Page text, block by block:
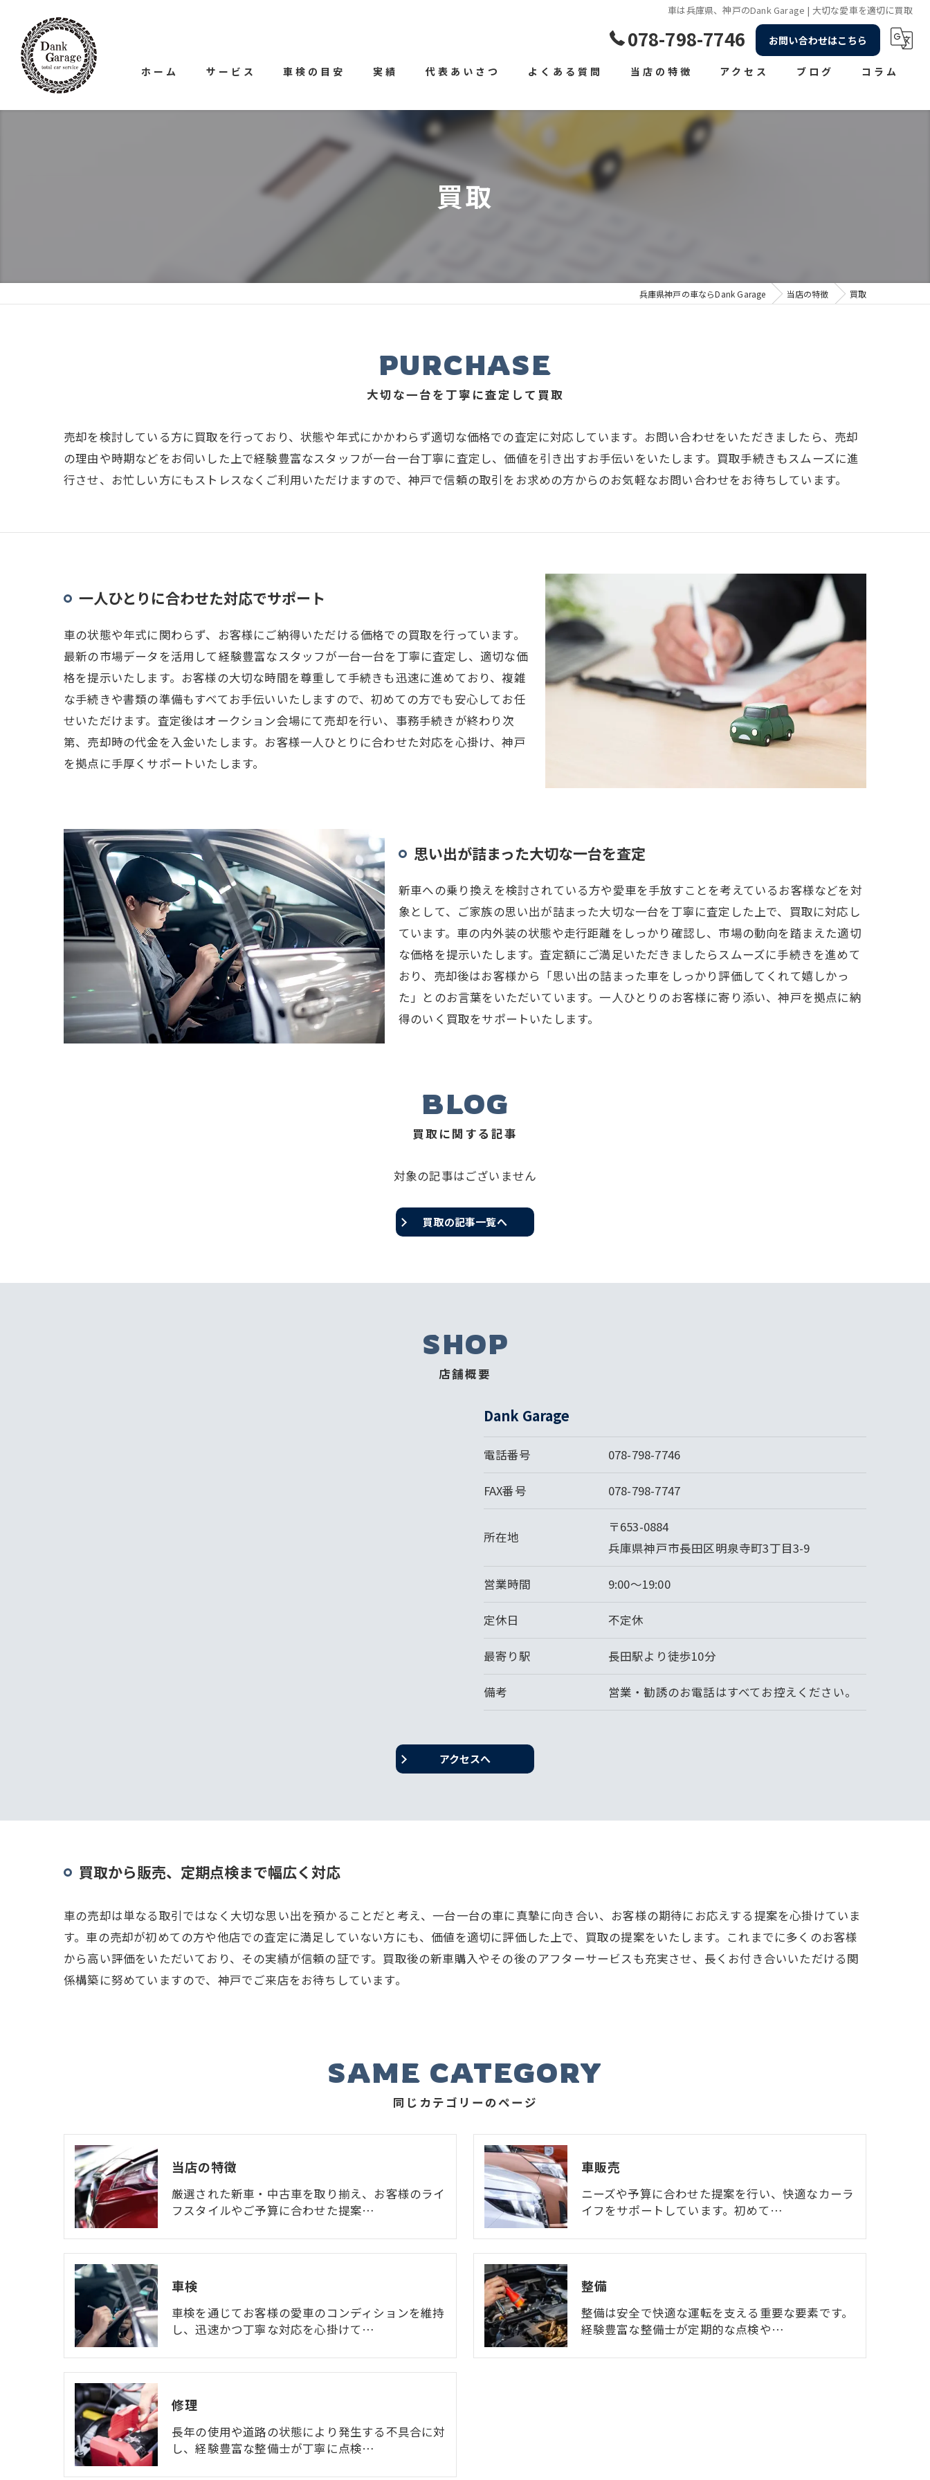
車は兵庫県、神戸のDank Garage | 大切な愛車を適切に買取
078-798-7746 お問い合わせはこちら
ホーム サービス 車検の目安 実績 代表あいさつ よくある質問 当店の特徴
車販売
アクセス ブログ コラム
買取
兵庫県神戸の車ならDank Garage 当店の特徴 買取
大切な一台を丁寧に査定して買取
PURCHASE
売却を検討している方に買取を行っており、状態や年式にかかわらず適切な価格での査定に対応しています。お問い合わせをいただきましたら、売却
の理由や時期などをお伺いした上で経験豊富なスタッフが一台一台丁寧に査定し、価値を引き出すお手伝いをいたします。買取手続きもスムーズに進
行させ、お忙しい方にもストレスなくご利用いただけますので、神戸で信頼の取引をお求めの方からのお気軽なお問い合わせをお待ちしています。
一人ひとりに合わせた対応でサポート
車の状態や年式に関わらず、お客様にご納得いただける価格での買取を行っています。
最新の市場データを活用して経験豊富なスタッフが一台一台を丁寧に査定し、適切な価
格を提示いたします。お客様の大切な時間を尊重して手続きも迅速に進めており、複雑
な手続きや書類の準備もすべてお手伝いいたしますので、初めての方でも安心してお任
せいただけます。査定後はオークション会場にて売却を行い、事務手続きが終わり次
第、売却時の代金を入金いたします。お客様一人ひとりに合わせた対応を心掛け、神戸
を拠点に手厚くサポートいたします。
思い出が詰まった大切な一台を査定
新車への乗り換えを検討されている方や愛車を手放すことを考えているお客様などを対
象として、ご家族の思い出が詰まった大切な一台を丁寧に査定した上で、買取に対応し
ています。車の内外装の状態や走行距離をしっかり確認し、市場の動向を踏まえた適切
な価格を提示いたします。査定額にご満足いただきましたらスムーズに手続きを進めて
おり、売却後はお客様から「思い出の詰まった車をしっかり評価してくれて嬉しかっ
た」とのお言葉をいただいています。一人ひとりのお客様に寄り添い、神戸を拠点に納
得のいく買取をサポートいたします。
BLOG
買取に関する記事
対象の記事はございません
買取の記事一覧へ
SHOP
店舗概要
Dank Garage
電話番号 078-798-7746
FAX番号 078-798-7747
所在地
〒653-0884
兵庫県神戸市長田区明泉寺町3丁目3-9
営業時間 9:00～19:00
定休日 不定休
最寄り駅 長田駅より徒歩10分
備考 営業・勧誘のお電話はすべてお控えください。
アクセスへ
買取から販売、定期点検まで幅広く対応
車の売却は単なる取引ではなく大切な思い出を預かることだと考え、一台一台の車に真摯に向き合い、お客様の期待にお応えする提案を心掛けていま
す。車の売却が初めての方や他店での査定に満足していない方にも、価値を適切に評価した上で、買取の提案をいたします。これまでに多くのお客様
から高い評価をいただいており、その実績が信頼の証です。買取後の新車購入やその後のアフターサービスも充実させ、長くお付き合いいただける関
係構築に努めていますので、神戸でご来店をお待ちしています。
同じカテゴリーのページ
SAME CATEGORY
当店の特徴
厳選された新車・中古車を取り揃え、お客様のライ
フスタイルやご予算に合わせた提案…
車販売
ニーズや予算に合わせた提案を行い、快適なカーラ
イフをサポートしています。初めて…
車検
車検を通じてお客様の愛車のコンディションを維持
し、迅速かつ丁寧な対応を心掛けて…
整備
整備は安全で快適な運転を支える重要な要素です。
経験豊富な整備士が定期的な点検や…
修理
長年の使用や道路の状態により発生する不具合に対
し、経験豊富な整備士が丁寧に点検…